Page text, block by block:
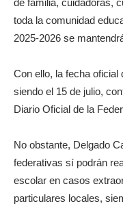
de familia, cuidadoras,
toda la comunidad
2025-2026 se
Con ello, la fecha
siendo el 15 de julio,
Diario Oficial de la
No obstante, Delgado
federativas sí podrán
escolar en casos
particulares locales,